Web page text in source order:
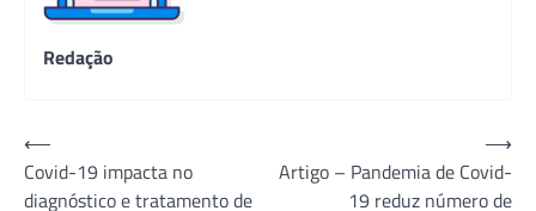
Redação
Navegação
de
⟵
Covid-19 impacta no
diagnóstico e tratamento de
Artigo – Pandemia de Covid-
19 reduz número de
⟶